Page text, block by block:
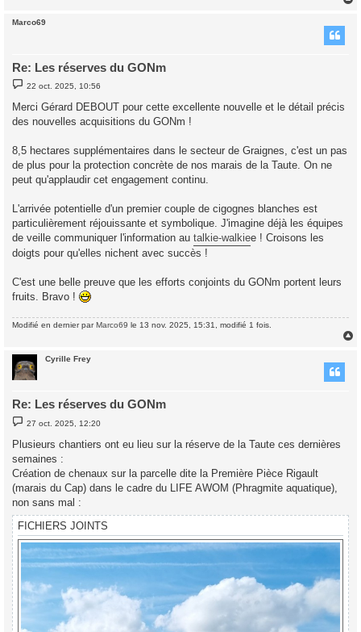
Marco69
Re: Les réserves du GONm
M
s
a
22 oct. 2025, 10:56
Merci Gérard DEBOUT pour cette excellente nouvelle et le détail précis
des nouvelles acquisitions du GONm !
8,5 hectares supplémentaires dans le secteur de Graignes, c'est un pas
de plus pour la protection concrète de nos marais de la Taute. On ne
peut qu'applaudir cet engagement continu.
L'arrivée potentielle d'un premier couple de cigognes blanches est
particulièrement réjouissante et symbolique. J'imagine déjà les équipes
de veille communiquer l'information au talkie-walkiee ! Croisons les
doigts pour qu'elles nichent avec succès !
C'est une belle preuve que les efforts conjoints du GONm portent leurs
fruits. Bravo !
Modifié en dernier par Marco69 le 13 nov. 2025, 15:31, modifié 1 fois.
Cyrille Frey
Re: Les réserves du GONm
M
e
s
a
g
e
27 oct. 2025, 12:20
Plusieurs chantiers ont eu lieu sur la réserve de la Taute ces dernières
semaines :
Création de chenaux sur la parcelle dite la Première Pièce Rigault
(marais du Cap) dans le cadre du LIFE AWOM (Phragmite aquatique),
non sans mal :
FICHIERS JOINTS